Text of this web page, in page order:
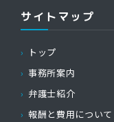
サイトマップ
トップ
事務所案内
弁護士紹介
報酬と費用について